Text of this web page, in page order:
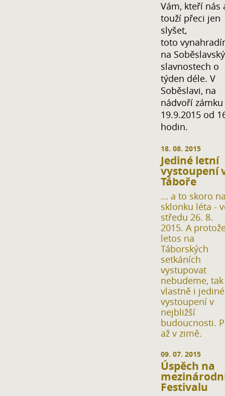
Vám, kteří nás
touží přeci jen
slyšet,
toto
na
slavnostech o
týden déle. V
Soběslavi, na
nádvoří zámku
19.9.2015 od
hodin.
18. 08. 2015
Jediné letní
vystoupení
Táboře
... a to skoro
sklonku léta -
středu 26. 8.
2015. A
letos na
Táborských
setkáních
vystupovat
nebudeme, tak
vlastně i jediné
vystoupení v
nejbližší
budoucnosti.
až v zimě.
09. 07. 2015
Úspěch na
Festivalu